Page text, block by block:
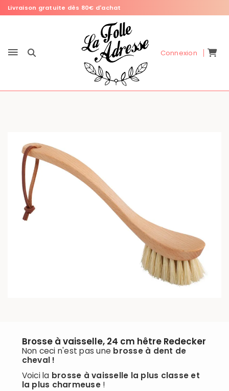
Livraison gratuite dès 80€ d'achat
Connexion
Brosse à vaisselle, 24 cm hêtre Redecker
Non ceci n'est pas une brosse à dent de
cheval !
Voici la brosse à vaisselle la plus classe et
la plus charmeuse!